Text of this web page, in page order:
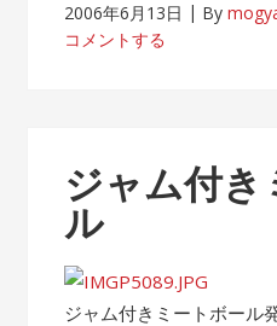
2006年6月13日 By
コメントする
ジャム付
ル
ジャム付きミートボール